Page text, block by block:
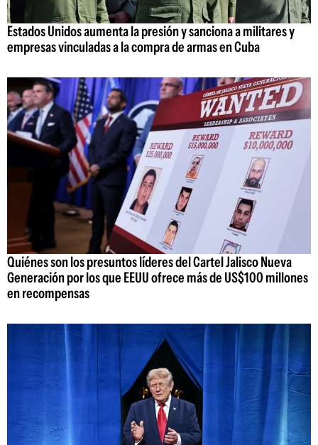
Estados Unidos aumenta la presión y sanciona a militares y
empresas vinculadas a la compra de armas en Cuba
Quiénes son los presuntos líderes del Cartel Jalisco Nueva
Generación por los que EEUU ofrece más de US$100 millones
en recompensas